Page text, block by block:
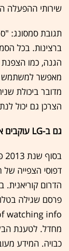
שירותי ההפעלה
תגובת סמסונג:
הגנה, כמו הצפנת
מאפשר למשתמש
מדובר ביכולת
הצרכן גם יכול
גם ב-LG עוקבים אחריכם
בסוף שנת 2013 פורסם שטלוויזיות של
דפוסי הצפייה
מחדל. לטענת
כבויה. המידע